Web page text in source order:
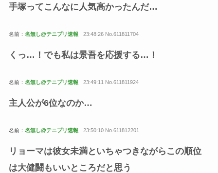
手塚ってこんなに人気高かったんだ…
名前： 名無し@テニプリ速報 23:48:26 No.611811704
くっ…！でも私は景吾を応援する…！
名前： 名無し@テニプリ速報 23:49:11 No.611811924
主人公が6位なのか…
名前： 名無し@テニプリ速報 23:50:10 No.611812201
リョーマは彼女未満といちゃつきながらこの順位
は大健闘もいいところだと思う